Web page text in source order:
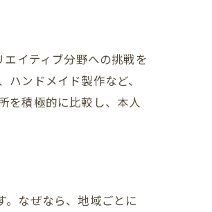
イティブ分野への挑戦を
ンドメイド製作など、
を積極的に比較し、本人
なぜなら、地域ごとに